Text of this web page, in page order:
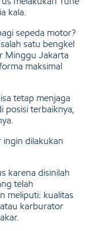
kala.
sepeda motor?
satu bengkel
Minggu Jakarta
maksimal
tetap menjaga
terbaiknya,
dilakukan
karena disinilah
telah
meliputi: kualitas
karburator